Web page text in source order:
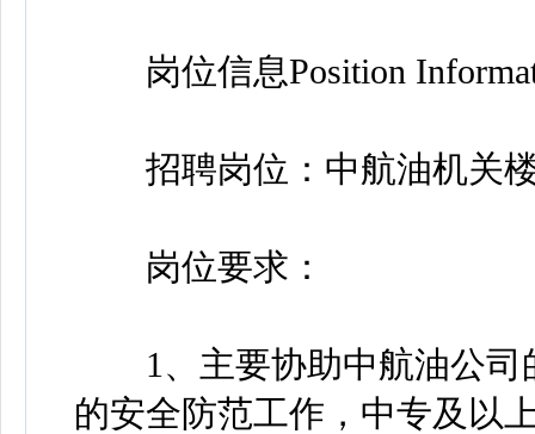
岗位信息Position
招聘岗位：中航油机关楼
岗位要求：
1、主要协助中航油公司
的安全防范工作，中专及以